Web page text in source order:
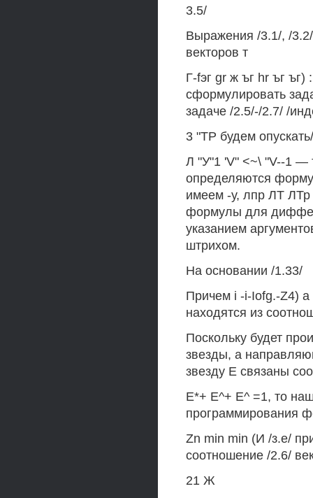
3.5/
Выражения /3.1/, /
векторов т
Г-fэг gr ж ъг hr ъг
сформулировать
задаче /2.5/-/2.7/ /
3 "TP будем
Л "У"1 'V" <~\ "V--1 —
определяются
имеем -у, лпр ЛТ ЛТр
формулы для
указанием
штрихом.
На основании /1.33/
Причем i -i-Iofg.-Z4)
находятся из
Поскольку будет
звезды, а
звезду Е связаны
Е*+ Е^+ Е^ =1, то
программирования
Zn min min (И /з.е/
соотношение /2.6/
21 Ж